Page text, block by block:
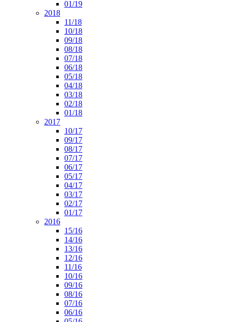
01/19
2018
11/18
10/18
09/18
08/18
07/18
06/18
05/18
04/18
03/18
02/18
01/18
2017
10/17
09/17
08/17
07/17
06/17
05/17
04/17
03/17
02/17
01/17
2016
15/16
14/16
13/16
12/16
11/16
10/16
09/16
08/16
07/16
06/16